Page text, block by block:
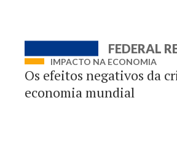
FEDERAL
IMPACTO NA ECONOMIA
Os efeitos negativos da
economia mundial